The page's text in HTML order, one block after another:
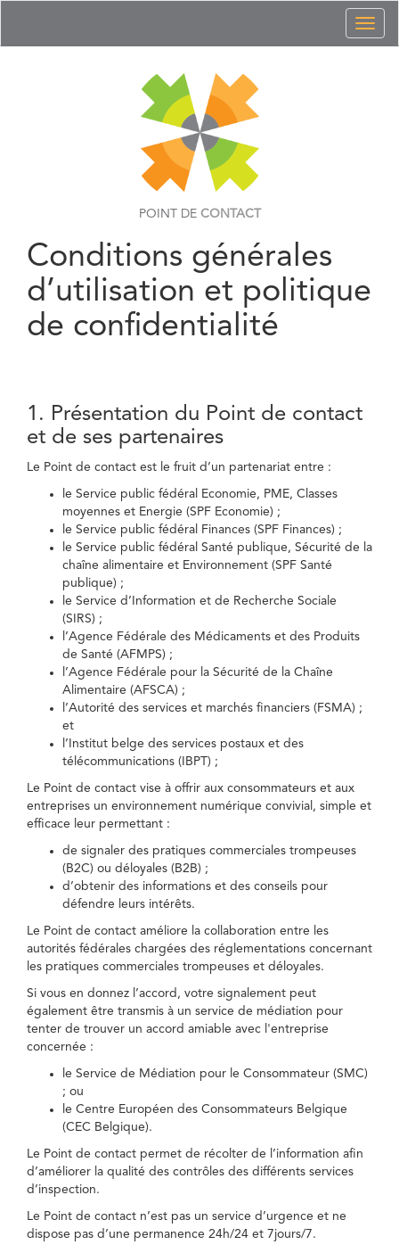
POINT DE CONTACT
Conditions générales
d’utilisation et politique
de confidentialité
1. Présentation du Point de contact
et de ses partenaires
Le Point de contact est le fruit d’un partenariat entre :
le Service public fédéral Economie, PME, Classes
moyennes et Energie (SPF Economie) ;
le Service public fédéral Finances (SPF Finances) ;
le Service public fédéral Santé publique, Sécurité de la
chaîne alimentaire et Environnement (SPF Santé
publique) ;
le Service d’Information et de Recherche Sociale
(SIRS) ;
l’Agence Fédérale des Médicaments et des Produits
de Santé (AFMPS) ;
l’Agence Fédérale pour la Sécurité de la Chaîne
Alimentaire (AFSCA) ;
l’Autorité des services et marchés financiers (FSMA) ;
et
l’Institut belge des services postaux et des
télécommunications (IBPT) ;
Le Point de contact vise à offrir aux consommateurs et aux
entreprises un environnement numérique convivial, simple et
efficace leur permettant :
de signaler des pratiques commerciales trompeuses
(B2C) ou déloyales (B2B) ;
d’obtenir des informations et des conseils pour
défendre leurs intérêts.
Le Point de contact améliore la collaboration entre les
autorités fédérales chargées des réglementations concernant
les pratiques commerciales trompeuses et déloyales.
Si vous en donnez l’accord, votre signalement peut
également être transmis à un service de médiation pour
tenter de trouver un accord amiable avec l'entreprise
concernée :
le Service de Médiation pour le Consommateur (SMC)
; ou
le Centre Européen des Consommateurs Belgique
(CEC Belgique).
Le Point de contact permet de récolter de l’information afin
d’améliorer la qualité des contrôles des différents services
d’inspection.
Le Point de contact n’est pas un service d’urgence et ne
dispose pas d’une permanence 24h/24 et 7jours/7.